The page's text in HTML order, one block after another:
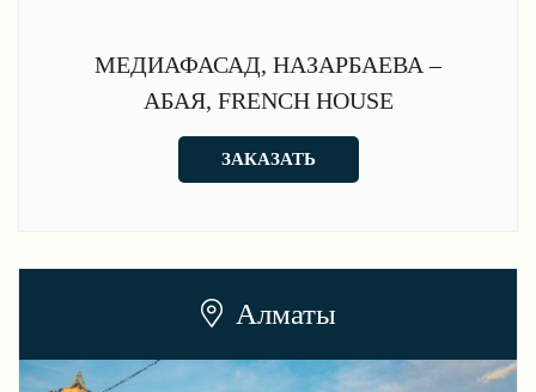
МЕДИАФАСАД, НАЗАРБАЕВА –
АБАЯ, FRENCH HOUSE
ЗАКАЗАТЬ
Алматы